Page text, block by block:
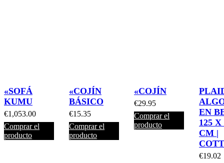
«SOFÁ
KUMU
€1,053.00
Comprar el
producto
«COJÍN
BÁSICO
€15.35
Comprar el
producto
«COJÍN
€29.95
Comprar el
producto
EN
125 X
CM |
€19.02